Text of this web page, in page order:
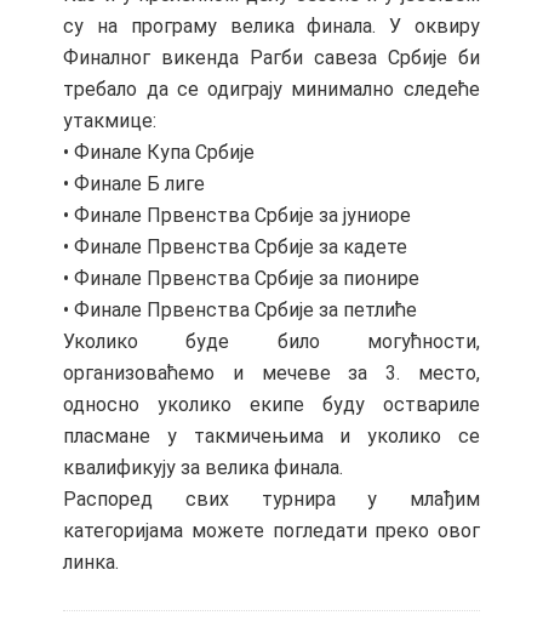
су на програму велика финала. У оквиру
Финалног викенда Рагби савеза Србије би
требало да се одиграју минимално следеће
утакмице:
• Финале Купа Србије
• Финале Б лиге
• Финале Првенства Србије за јуниоре
• Финале Првенства Србије за кадете
• Финале Првенства Србије за пионире
• Финале Првенства Србије за петлиће
Уколико буде било могућности,
организоваћемо и мечеве за 3. место,
односно уколико екипе буду оствариле
пласмане у такмичењима и уколико се
квалификују за велика финала.
Распоред свих турнира у млађим
категоријама можете погледати преко овог
линка.